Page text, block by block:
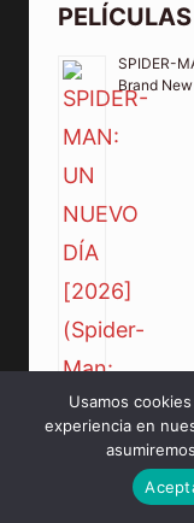
SPIDER-
Brand
Usamos
experiencia en